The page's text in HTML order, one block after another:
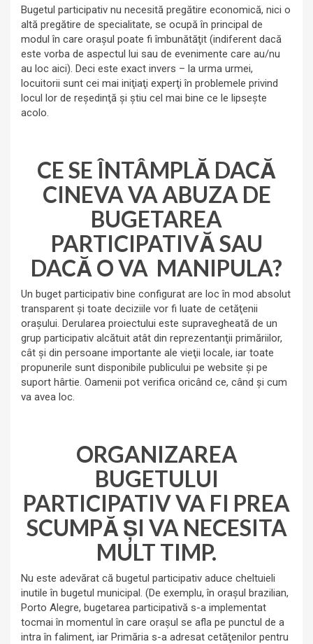
Bugetul participativ nu necesită pregătire economică, nici o
altă pregătire de specialitate, se ocupă în principal de
modul în care oraşul poate fi îmbunătăţit (indiferent dacă
este vorba de aspectul lui sau de evenimente care au/nu
au loc aici). Deci este exact invers – la urma urmei,
locuitorii sunt cei mai iniţiaţi experţi în problemele privind
locul lor de reşedinţă şi ştiu cel mai bine ce le lipseşte
acolo.
CE SE ÎNTÂMPLĂ DACĂ
CINEVA VA ABUZA DE
BUGETAREA
PARTICIPATIVĂ SAU
DACĂ O VA MANIPULA?
Un buget participativ bine configurat are loc în mod absolut
transparent şi toate deciziile vor fi luate de cetăţenii
oraşului. Derularea proiectului este supravegheată de un
grup participativ alcătuit atât din reprezentanţii primăriilor,
cât şi din persoane importante ale vieţii locale, iar toate
propunerile sunt disponibile publicului pe website şi pe
suport hârtie. Oamenii pot verifica oricând ce, când şi cum
va avea loc.
ORGANIZAREA
BUGETULUI
PARTICIPATIV VA FI PREA
SCUMPĂ ŞI VA NECESITA
MULT TIMP.
Nu este adevărat că bugetul participativ aduce cheltuieli
inutile în bugetul municipal. (De exemplu, în oraşul brazilian,
Porto Alegre, bugetarea participativă s-a implementat
tocmai în momentul în care oraşul se afla pe punctul de a
intra în faliment, iar Primăria s-a adresat cetăţenilor pentru